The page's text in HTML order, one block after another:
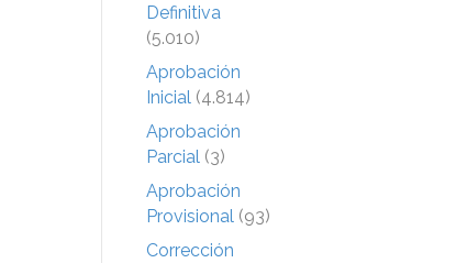
Definitiva
(5.010)
Aprobación
Inicial (4.814)
Aprobación
Parcial (3)
Aprobación
Provisional (93)
Corrección